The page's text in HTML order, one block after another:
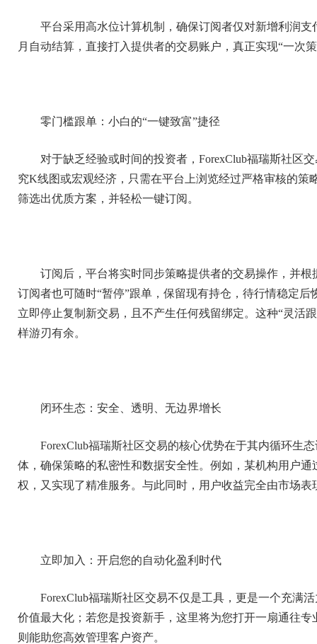
平台采用高水位计算机制，确保订阅者仅对新增利润
月自动结算，直接打入提供者的交易账户，真正实现“一
零门槛跟单：小白的“一键致富”捷径
对于缺乏经验或时间的投资者，ForexClub福瑞斯社区
究K线图或宏观经济，只需在平台上浏览经过严格审核的
筛选出优质方案，并轻松一键订阅。
订阅后，平台将实时同步策略提供者的交易操作，并
订阅者也可随时“暂停”跟单，保留现有持仓，待行情稳定
立即停止复制新交易，且不产生任何残留绑定。这种“灵活
样游刃有余。
闭环生态：安全、透明、无边界增长
ForexClub福瑞斯社区交易的核心优势在于其内循环生
体，确保策略的私密性和数据安全性。例如，某机构用户
权，又实现了精准服务。与此同时，用户收益完全由市场
立即加入：开启您的自动化盈利时代
ForexClub福瑞斯社区交易不仅是工具，更是一个充满
价值最大化；若您是投资新手，这里将为您打开一扇通往
则能助您高效管理客户资产。